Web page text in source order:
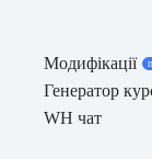
Модифікації
Генератор
WH чат